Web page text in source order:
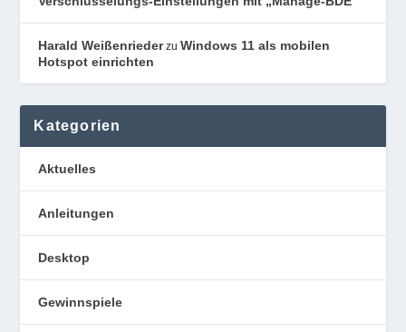
Harald WeißenriederzuWindows 11 als mobilen
Hotspot einrichten
Kategorien
Aktuelles
Anleitungen
Desktop
Gewinnspiele